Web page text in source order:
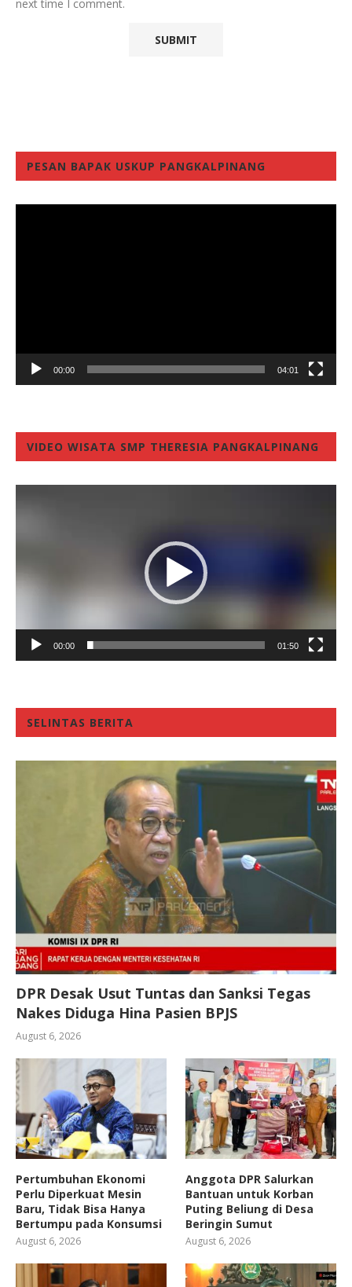
next time I comment.
PESAN BAPAK USKUP PANGKALPINANG
00:00 04:01
VIDEO WISATA SMP THERESIA PANGKALPINANG
00:00 01:50
SELINTAS BERITA
DPR Desak Usut Tuntas dan Sanksi Tegas
Nakes Diduga Hina Pasien BPJS
August 6, 2026
Pertumbuhan Ekonomi
Perlu Diperkuat Mesin
Baru, Tidak Bisa Hanya
Bertumpu pada Konsumsi
August 6, 2026
Anggota DPR Salurkan
Bantuan untuk Korban
Puting Beliung di Desa
Beringin Sumut
August 6, 2026